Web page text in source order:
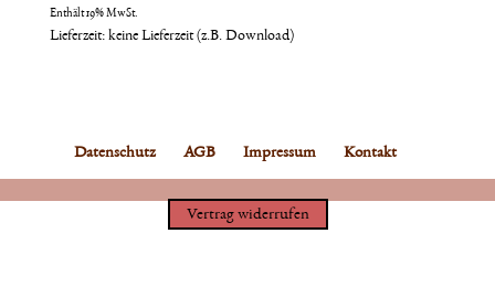
Enthält 19% MwSt.
Lieferzeit: keine Lieferzeit (z.B. Download)
Datenschutz AGB Impressum Kontakt
Vertrag widerrufen